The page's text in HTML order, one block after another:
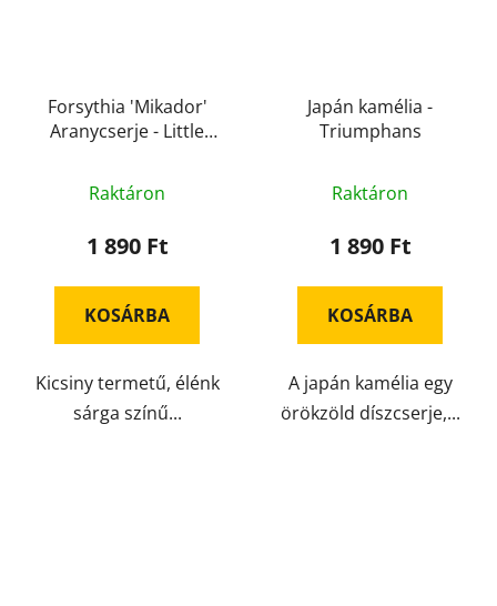
Forsythia 'Mikador'
Aranycserje - Little
Raktáron
1 890 Ft
KOSÁRBA
Kicsiny termetű, élénk
sárga színű...
Japán kamélia -
Triumphans
Raktáron
1 890 Ft
KOSÁRBA
A japán kamélia egy
örökzöld díszcserje,...